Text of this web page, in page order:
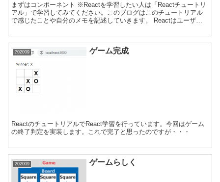
まずはコンポーネント ※Reactを学習したい人は「Reactチュートリ
アル」で学習してみてください。このブログはこのチュートリアル
で感じたことや自分のメモを記述していきます。 Reactはユーザイ
202009 ゲーム完成
ReactのチュートリアルでReact学習を行っています。今回はゲーム
の終了判定を実装します。これで完了と思ったのですが・・・
202009 ゲームらしく